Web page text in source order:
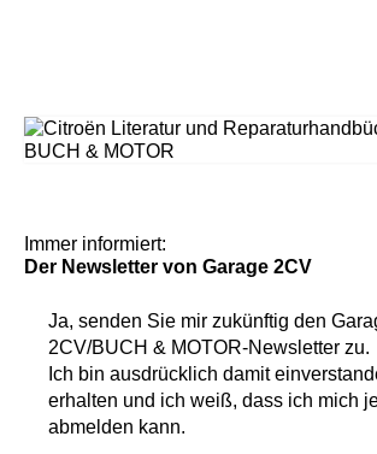
Immer informiert:
Der Newsletter von Garage 2CV
Ja, senden Sie mir zukünftig den
2CV/BUCH & MOTOR-Newsletter zu.
Ich bin ausdrücklich damit
erhalten und ich weiß, dass ich mich
abmelden kann.